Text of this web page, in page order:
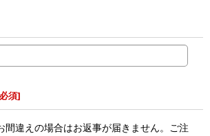
必須]
間違えの場合はお返事が届きません。ご注